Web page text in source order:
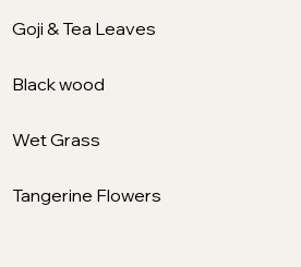
Goji & Tea Leaves
Black wood
Wet Grass
Tangerine Flowers